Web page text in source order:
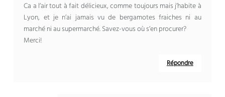
Ca a l’air tout à fait délicieux, comme toujours mais j’habite à
Lyon, et je n’ai jamais vu de bergamotes fraiches ni au
marché ni au supermarché. Savez-vous où s’en procurer?
Merci!
Répondre